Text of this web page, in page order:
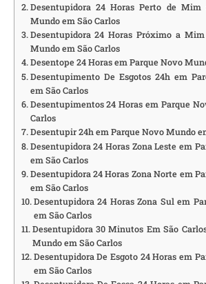
Desentupidora 24 Horas Perto de Mim
Mundo em São Carlos
Desentupidora 24 Horas Próximo a
Mundo em São Carlos
Desentope 24 Horas em Parque Novo
Desentupimento De Esgotos 24h em
em São Carlos
Desentupimentos 24 Horas em Parque
Carlos
Desentupir 24h em Parque Novo Mundo
Desentupidora 24 Horas Zona Leste em
em São Carlos
Desentupidora 24 Horas Zona Norte em
em São Carlos
Desentupidora 24 Horas Zona Sul em
em São Carlos
Desentupidora 30 Minutos Em São
Mundo em São Carlos
Desentupidora De Esgoto 24 Horas em
em São Carlos